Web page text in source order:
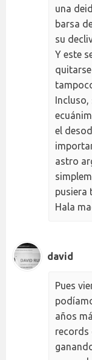
una
barsa
su
Y este
el
astro
pusiera
Hala
david
Pues
años
records